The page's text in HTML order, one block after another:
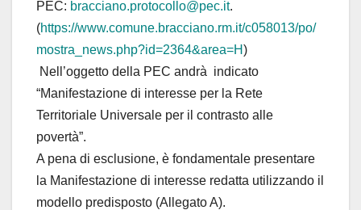
PEC: bracciano.protocollo@pec.it.
(https://www.comune.bracciano.rm.it/c058013/po/
mostra_news.php?id=2364&area=H)
Nell’oggetto della PEC andrà indicato
“Manifestazione di interesse per la Rete
Territoriale Universale per il contrasto alle
povertà”.
A pena di esclusione, è fondamentale presentare
la Manifestazione di interesse redatta utilizzando il
modello predisposto (Allegato A).